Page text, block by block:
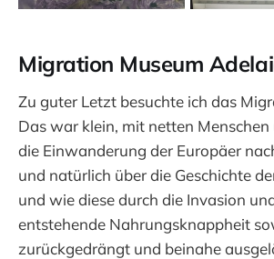
Migration Museum
Zu guter Letzt besuchte ich das
Das war klein, mit netten
die Einwanderung der Europäer
und natürlich über die Geschichte
und wie diese durch die Invasion
entstehende Nahrungsknappheit
zurückgedrängt und beinahe